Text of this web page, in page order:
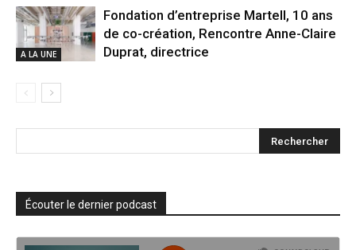
A LA UNE
Fondation d’entreprise Martell, 10 ans
de co-création, Rencontre Anne-Claire
Duprat, directrice
Écouter le dernier podcast